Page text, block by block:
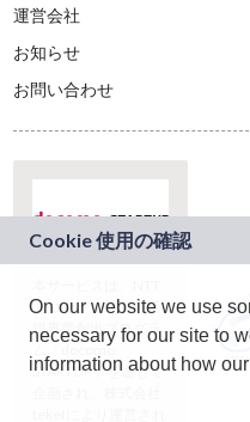
運営会社
お知らせ
お問い合わせ
ドコモグループの新
規事業創出プログラ
ム「docomo
STARTUP」を通じて
On our website we use
necessary for our site to
information about how